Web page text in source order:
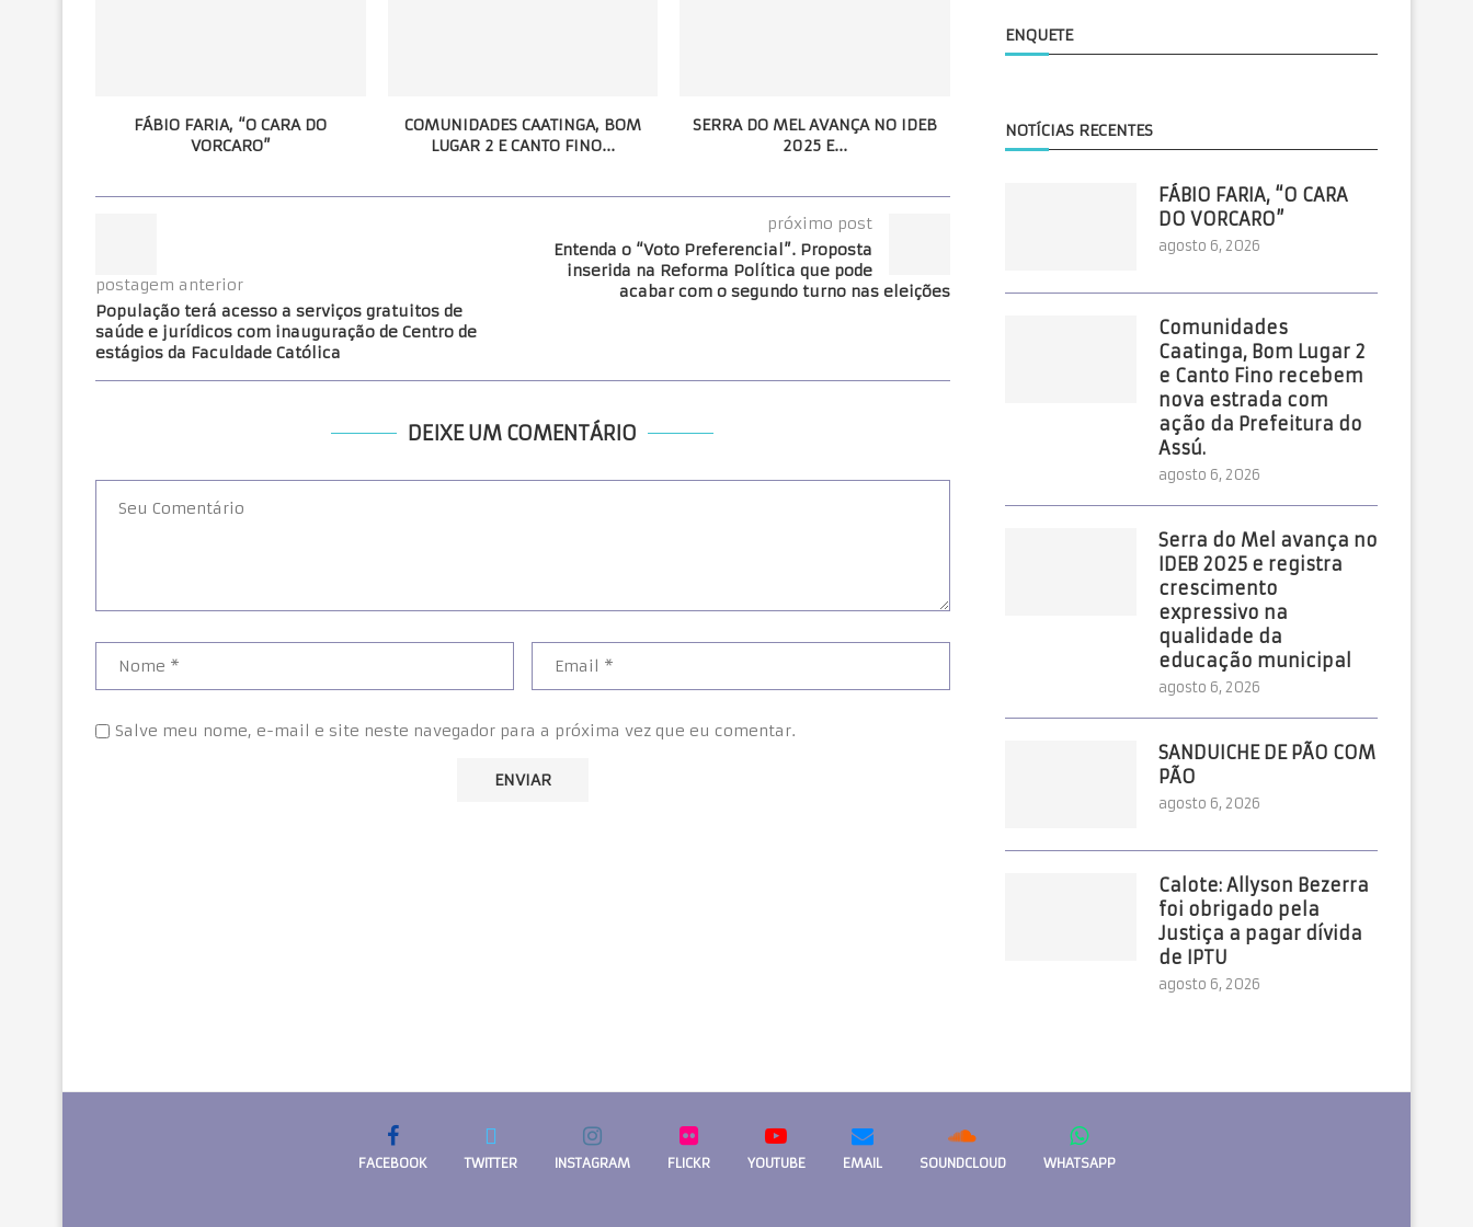
FÁBIO FARIA, “O CARA DO
VORCARO”
COMUNIDADES CAATINGA, BOM
LUGAR 2 E CANTO FINO...
SERRA DO MEL AVANÇA NO IDEB
2025 E...
postagem anterior
População terá acesso a serviços gratuitos de
saúde e jurídicos com inauguração de Centro de
estágios da Faculdade Católica
próximo post
Entenda o “Voto Preferencial”. Proposta
inserida na Reforma Política que pode
acabar com o segundo turno nas eleições
DEIXE UM COMENTÁRIO
Salve meu nome, e-mail e site neste navegador para a próxima vez que eu comentar.
ENQUETE
NOTÍCIAS RECENTES
FÁBIO FARIA, “O CARA
DO VORCARO”
agosto 6, 2026
Comunidades
Caatinga, Bom Lugar 2
e Canto Fino recebem
nova estrada com
ação da Prefeitura do
Assú.
agosto 6, 2026
Serra do Mel avança no
IDEB 2025 e registra
crescimento
expressivo na
qualidade da
educação municipal
agosto 6, 2026
SANDUICHE DE PÃO COM
PÃO
agosto 6, 2026
Calote: Allyson Bezerra
foi obrigado pela
Justiça a pagar dívida
de IPTU
agosto 6, 2026
FACEBOOK TWITTER INSTAGRAM FLICKR YOUTUBE EMAIL SOUNDCLOUD WHATSAPP